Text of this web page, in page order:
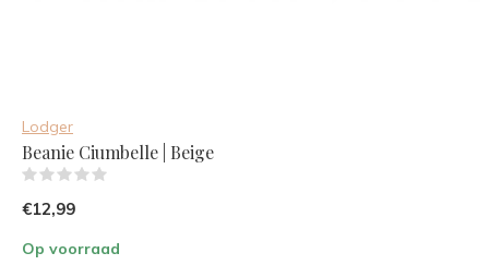
Lodger
Beanie Ciumbelle | Beige
€12,99
Op voorraad